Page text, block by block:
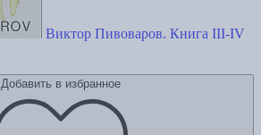
Виктор Пивоваров. Книга III-IV
Добавить в избранное